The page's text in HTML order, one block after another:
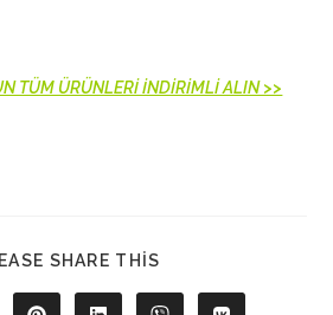
TÜM ÜRÜNLERİ İNDİRİMLİ ALIN >>
SHARE THIS
CONTENT